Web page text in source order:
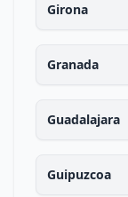
Girona
Granada
Guadalajara
Guipuzcoa